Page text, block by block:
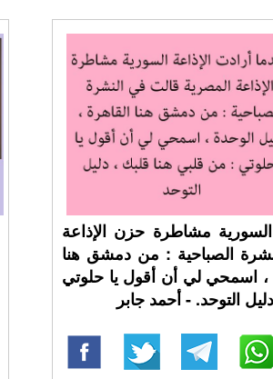
السورية مشاطرة حزن الإذاعة
الصباحية : من دمشق هنا
، اسمحي لي أن أقول يا حلوتي
التوحد. - أحمد جابر